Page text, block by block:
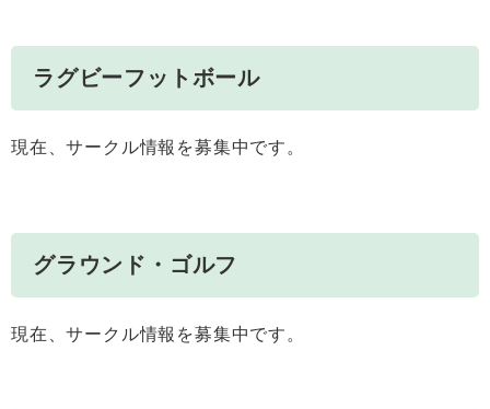
ラグビーフットボール
現在、サークル情報を募集中です。
グラウンド・ゴルフ
現在、サークル情報を募集中です。